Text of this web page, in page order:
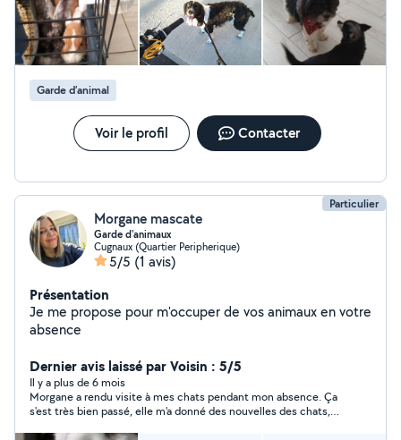
Garde d’animal
Voir le profil Contacter
Particulier
Morgane mascate
Garde d'animaux
Cugnaux (Quartier Peripherique)
5/5 (1 avis)
Présentation
Je me propose pour m'occuper de vos animaux en votre
absence
Dernier avis laissé par Voisin : 5/5
Il y a plus de 6 mois
Morgane a rendu visite à mes chats pendant mon absence. Ça
s'est très bien passé, elle m'a donné des nouvelles des chats,